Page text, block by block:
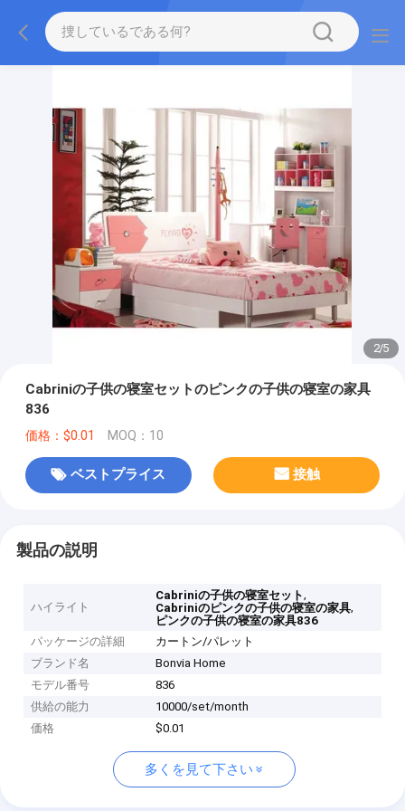
2/5
Cabriniの子供の寝室セットのピンクの子供の寝室の家具
836
価格：$0.01 MOQ：10
ベストプライス 接触
製品の説明
ハイライト
Cabriniの子供の寝室セット,
Cabriniのピンクの子供の寝室の家具,
ピンクの子供の寝室の家具836
パッケージの詳細
カートン/パレット
ブランド名
Bonvia Home
モデル番号
836
供給の能力
10000/set/month
価格
$0.01
多くを見て下さい